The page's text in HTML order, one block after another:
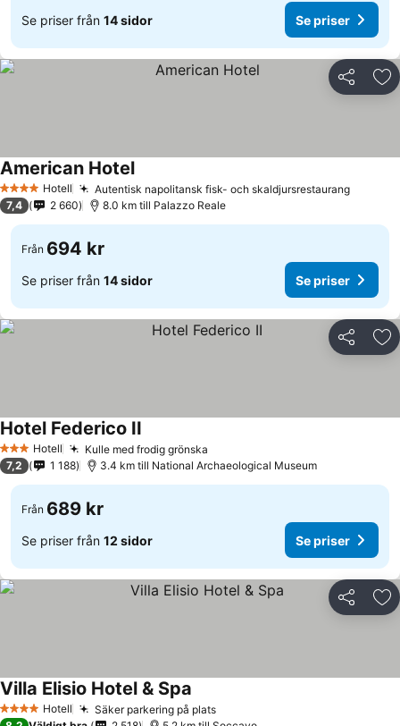
Se priser från 14 sidor Se priser
Dela
4 StjärnorHotell Autentisk napolitansk fisk- och skaldjursrestaurangSe
American HotelSe priser
7,4 2 660 8.0 km till Palazzo Reale
Från 694 kr
Se priser från 14 sidor Se priser
Dela
3 StjärnorHotell Kulle med frodig grönska
Hotel Federico II
7,2 1 188 3.4 km till National Archaeological Museum
Från 689 kr
Se priser från 12 sidor Se priser
Dela
4 StjärnorHotell Säker parkering på platsSe priser
Villa Elisio Hotel & Spa